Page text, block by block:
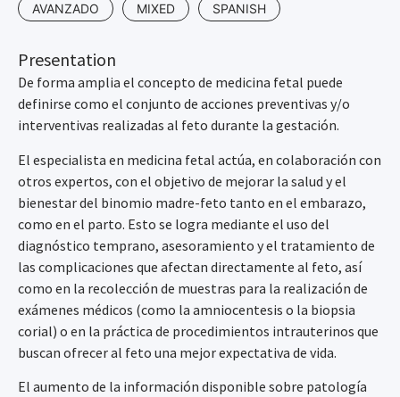
AVANZADO MIXED SPANISH
Presentation
De forma amplia el concepto de medicina fetal puede
definirse como el conjunto de acciones preventivas y/o
interventivas realizadas al feto durante la gestación.
El especialista en medicina fetal actúa, en colaboración con
otros expertos, con el objetivo de mejorar la salud y el
bienestar del binomio madre-feto tanto en el embarazo,
como en el parto. Esto se logra mediante el uso del
diagnóstico temprano, asesoramiento y el tratamiento de
las complicaciones que afectan directamente al feto, así
como en la recolección de muestras para la realización de
exámenes médicos (como la amniocentesis o la biopsia
corial) o en la práctica de procedimientos intrauterinos que
buscan ofrecer al feto una mejor expectativa de vida.
El aumento de la información disponible sobre patología